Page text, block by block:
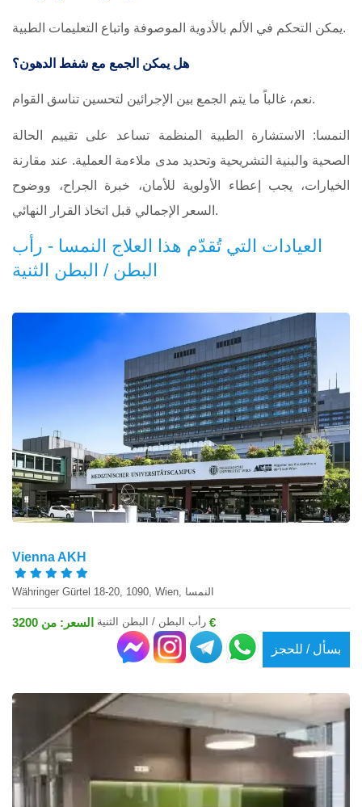
يمكن التحكم في الألم بالأدوية الموصوفة واتباع التعليمات الطبية.
هل يمكن الجمع مع شفط الدهون؟
نعم، غالباً ما يتم الجمع بين الإجرائين لتحسين تناسق القوام.
النمسا: الاستشارة الطبية المنظمة تساعد على تقييم الحالة
الصحية والبنية التشريحية وتحديد مدى ملاءمة العملية. عند مقارنة
الخيارات، يجب إعطاء الأولوية للأمان، خبرة الجراح، ووضوح
السعر الإجمالي قبل اتخاذ القرار النهائي.
العيادات التي تُقدّم هذا العلاج النمسا - رأب
البطن / البطن الثنية
Vienna AKH
Währinger Gürtel 18-20, 1090, Wien, النمسا
رأب البطن / البطن الثنية السعر: من 3200 €
بسأل / للحجز